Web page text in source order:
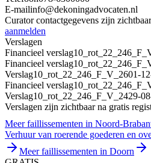
E-mailinfo@dekoningadvocaten.nl
Curator contactgegevens zijn
aanmelden
Verslagen
Financieel verslag
Financieel verslag
Verslag10_rot_22_246_F_V_2601-
Financieel verslag
Verslag10_rot_22_246_F_V_2429-
Verslagen zijn zichtbaar na gratis
Meer faillissementen in Noord-
Verhuur van roerende goederen en
Meer faillissementen in Doorn